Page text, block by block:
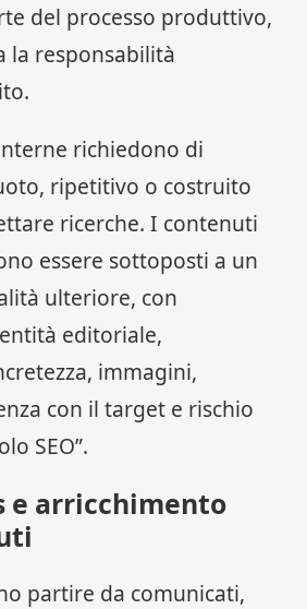
del processo produttivo,
la responsabilità
richiedono di
ripetitivo o costruito
ricerche. I contenuti
essere sottoposti a un
ulteriore, con
editoriale,
immagini,
con il target e rischio
SEO”.
e arricchimento
partire da comunicati,